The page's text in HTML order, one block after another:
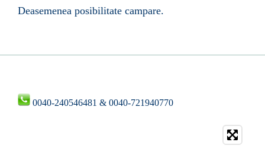
Deasemenea posibilitate campare.
0040-240546481 & 0040-721940770